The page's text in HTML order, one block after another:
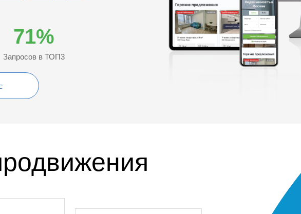
71%
Запросов в ТОП3